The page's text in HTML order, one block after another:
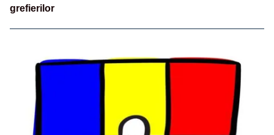
grefierilor